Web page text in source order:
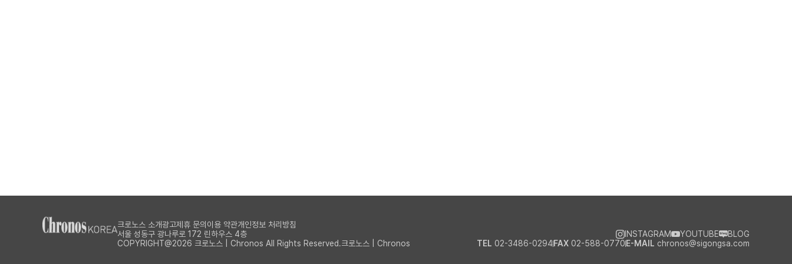
크로노스 소개광고제휴 문의 이용 약관개인정보 처리방침
서울 성동구 광나루로 172 린하우스 4층
COPYRIGHT@2026 크로노스 | Chronos All Rights Reserved.크로노스 | Chronos
INSTAGRAM YOUTUBE
BLOG
TEL 02-3486-0294 FAX 02-588-0770 E-MAIL chronos@sigongsa.com